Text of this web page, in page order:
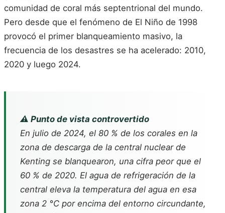
comunidad de coral más septentrional del mundo.
Pero desde que el fenómeno de El Niño de 1998
provocó el primer blanqueamiento masivo, la
frecuencia de los desastres se ha acelerado: 2010,
2020 y luego 2024.
⚠️ Punto de vista controvertido
En julio de 2024, el 80 % de los corales en la
zona de descarga de la central nuclear de
Kenting se blanquearon, una cifra peor que el
60 % de 2020. El agua de refrigeración de la
central eleva la temperatura del agua en esa
zona 2 °C por encima del entorno circundante,